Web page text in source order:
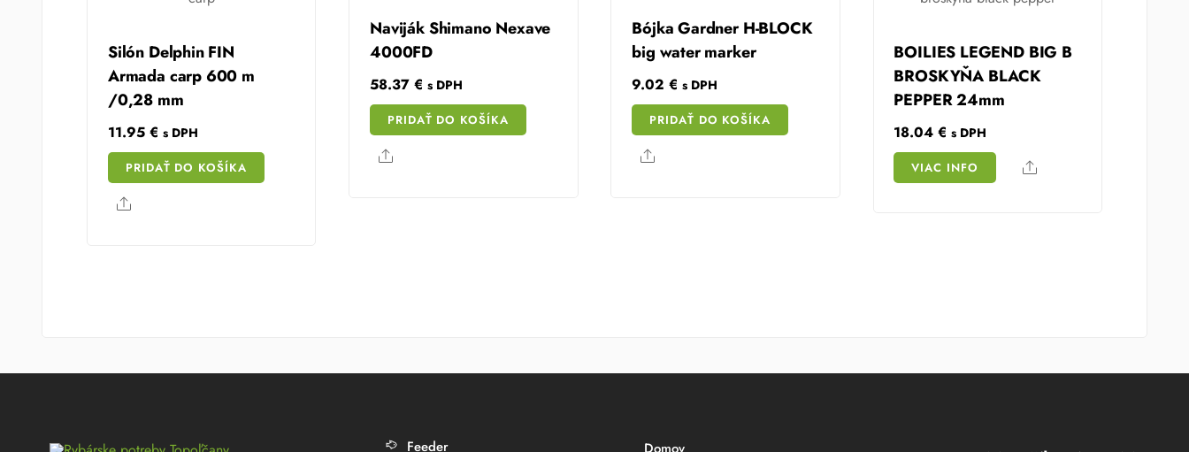
Silón Delphin FIN
Armada carp 600 m
/0,28 mm
11.95 € s DPH
PRIDAŤ DO KOŠÍKA
Share
Naviják Shimano Nexave
4000FD
58.37€ s DPH
PRIDAŤ DO KOŠÍKA
Share
Bójka Gardner H-BLOCK
big water marker
9.02€ s DPH
PRIDAŤ DO KOŠÍKA
Share
BOILIES LEGEND BIG B
BROSKYŇA BLACK
PEPPER 24mm
18.04€ s DPH
VIAC INFO Share
Feeder